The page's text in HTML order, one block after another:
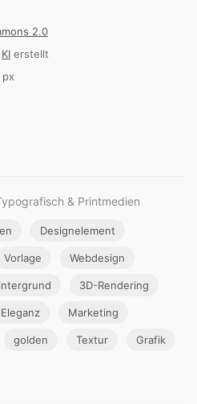
2.0
KI erstellt
& Printmedien
Designelement
Vorlage Webdesign
3D-Rendering
Eleganz Marketing
golden Textur Grafik